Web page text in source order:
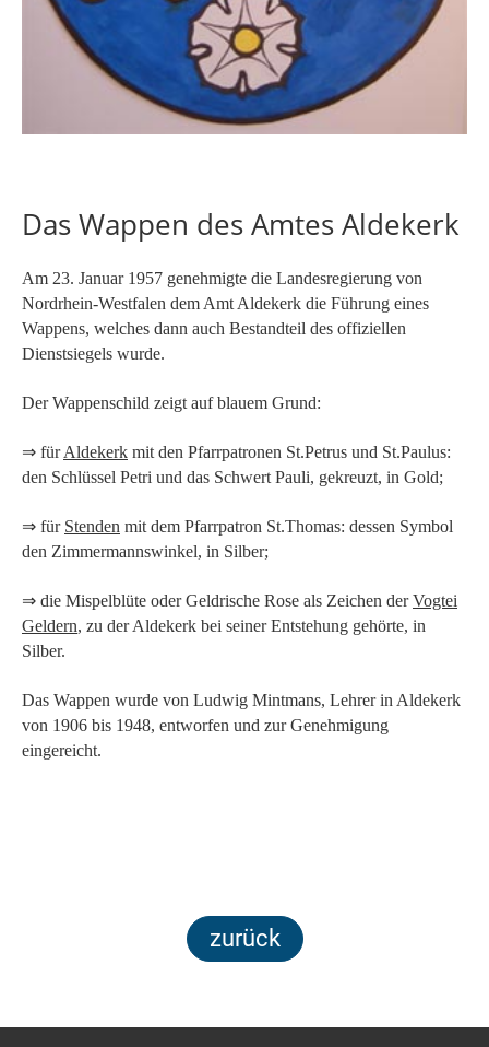
Das Wappen des Amtes Aldekerk
Am 23. Januar 1957 genehmigte die Landesregierung von
Nordrhein-Westfalen dem Amt Aldekerk die Führung eines
Wappens, welches dann auch Bestandteil des offiziellen
Dienstsiegels wurde.
Der Wappenschild zeigt auf blauem Grund:
⇒ fürAldekerk mit den Pfarrpatronen St.Petrus und St.Paulus:
den Schlüssel Petri und das Schwert Pauli, gekreuzt, in Gold;
⇒ für Stenden mit dem Pfarrpatron St.Thomas: dessen Symbol
den Zimmermannswinkel, in Silber;
⇒ die Mispelblüte oder Geldrische Rose als Zeichen derVogtei
Geldern, zu der Aldekerk bei seiner Entstehung gehörte, in
Silber.
Das Wappen wurde von Ludwig Mintmans, Lehrer in Aldekerk
von 1906 bis 1948, entworfen und zur Genehmigung
eingereicht.
zurück